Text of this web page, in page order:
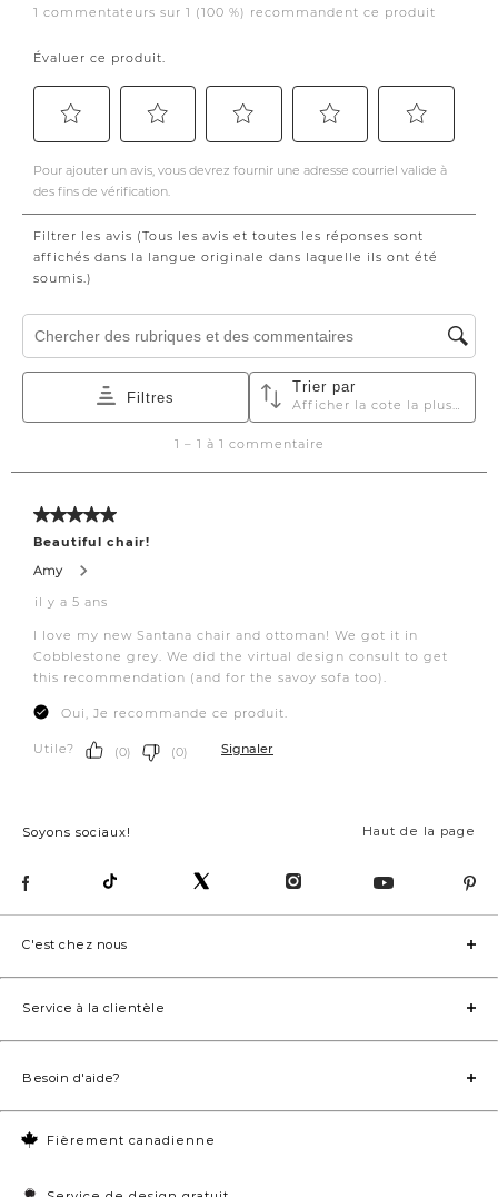
Haut de la page
Soyons sociaux!
Fièrement canadienne
C'est chez nous
Service à la clientèle
Besoin d'aide?